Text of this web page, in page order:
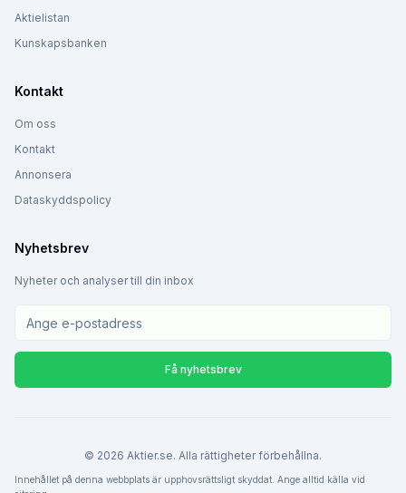
Aktielistan
Kunskapsbanken
Kontakt
Om oss
Kontakt
Annonsera
Dataskyddspolicy
Nyhetsbrev
Nyheter och analyser till din inbox
Få nyhetsbrev
© 2026 Aktier.se. Alla rättigheter förbehållna.
Innehållet på denna webbplats är upphovsrättsligt skyddat. Ange alltid källa vid